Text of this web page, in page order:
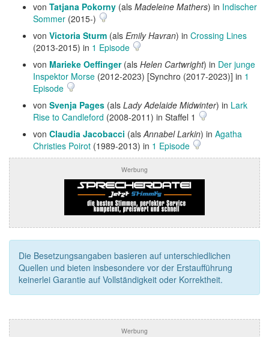
von Tatjana Pokorny (als Madeleine Mathers) in Indischer
Sommer (2015-)
von Victoria Sturm (als Emily Havran) in Crossing Lines
(2013-2015) in 1 Episode
von Marieke Oeffinger(als Helen Cartwright) in Der junge
Inspektor Morse (2012-2023) [Synchro (2017-2023)] in 1
Episode
von Svenja Pages (als Lady Adelaide Midwinter) in Lark
Rise to Candleford (2008-2011) in Staffel 1
von Claudia Jacobacci (alsAnnabel Larkin) in Agatha
Christies Poirot (1989-2013) in 1 Episode
Werbung
Die Besetzungsangaben basieren auf unterschiedlichen
Quellen und bieten insbesondere vor der Erstaufführung
keinerlei Garantie auf Vollständigkeit oder Korrektheit.
Werbung